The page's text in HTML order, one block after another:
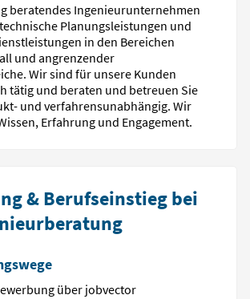
beratendes Ingenieurunternehmen
Planungsleistungen und
in den Bereichen
und angrenzender
Wir sind für unsere Kunden
tätig und beraten und betreuen Sie
und verfahrensunabhängig. Wir
Erfahrung und Engagement.
& Berufseinstieg bei
über jobvector